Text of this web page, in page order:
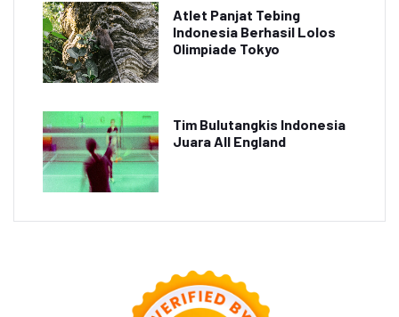
Atlet Panjat Tebing
Indonesia Berhasil Lolos
Olimpiade Tokyo
Tim Bulutangkis Indonesia
Juara All England